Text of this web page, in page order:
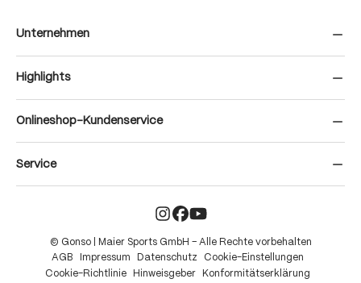
Unternehmen
Highlights
Onlineshop-Kundenservice
Service
© Gonso | Maier Sports GmbH – Alle Rechte vorbehalten
AGB
Impressum Datenschutz
Cookie-Einstellungen
Cookie-Richtlinie
Hinweisgeber Konformitätserklärung